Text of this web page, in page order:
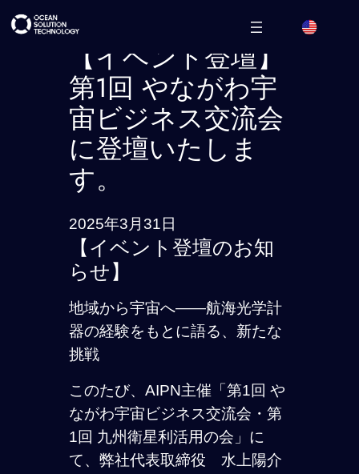
内
【イベント登壇】
第1回 やながわ宇
宙ビジネス交流会
に登壇いたしま
す。
2025年3月31日
【イベント登壇のお知
らせ】
地域から宇宙へ――航海光学計
器の経験をもとに語る、新たな
挑戦
このたび、AIPN主催「第1回 や
ながわ宇宙ビジネス交流会・第
1回 九州衛星利活用の会」に
て、弊社代表取締役 水上陽介